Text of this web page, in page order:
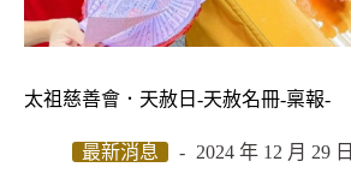
太祖慈善會．天赦日-天赦名冊-稟報-
最新消息 2024 年 12 月 29 日